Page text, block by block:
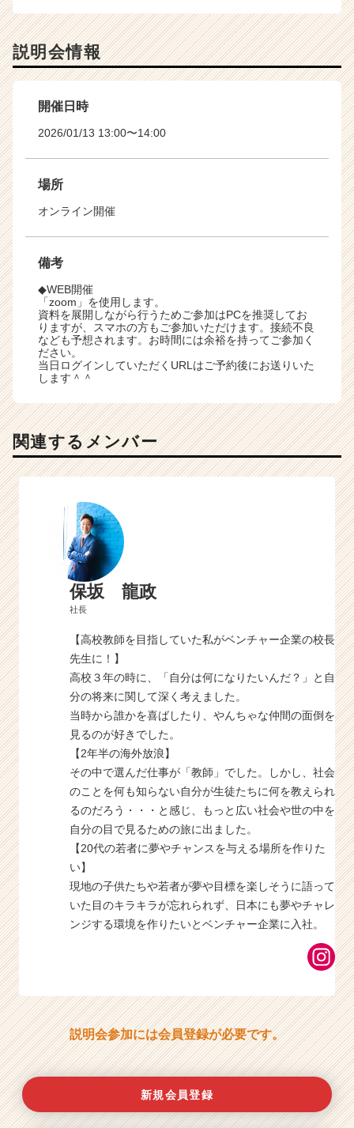
説明会情報
開催日時
2026/01/13 13:00〜14:00
場所
オンライン開催
備考
◆WEB開催
「zoom」を使用します。
資料を展開しながら行うためご参加はPCを推奨してお
りますが、スマホの方もご参加いただけます。接続不良
なども予想されます。お時間には余裕を持ってご参加く
ださい。
当日ログインしていただくURLはご予約後にお送りいた
します＾＾
関連するメンバー
保坂 龍政
社長
【高校教師を目指していた私がベンチャー企業の校長
先生に！】
高校３年の時に、「自分は何になりたいんだ？」と自
分の将来に関して深く考えました。
当時から誰かを喜ばしたり、やんちゃな仲間の面倒を
見るのが好きでした。
【2年半の海外放浪】
その中で選んだ仕事が「教師」でした。しかし、社会
のことを何も知らない自分が生徒たちに何を教えられ
るのだろう・・・と感じ、もっと広い社会や世の中を
自分の目で見るための旅に出ました。
【20代の若者に夢やチャンスを与える場所を作りた
い】
現地の子供たちや若者が夢や目標を楽しそうに語って
いた目のキラキラが忘れられず、日本にも夢やチャレ
ンジする環境を作りたいとベンチャー企業に入社。
説明会参加には会員登録が必要です。
新規会員登録